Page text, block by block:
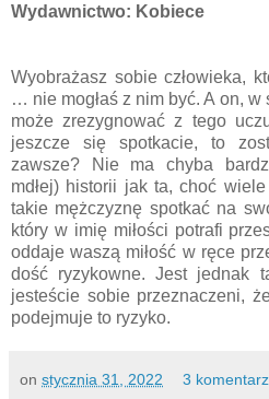
Wydawnictwo: Kobiece
Wyobrażasz sobie człowieka,
… nie mogłaś z nim być. A on,
może zrezygnować z tego
jeszcze się spotkacie, to
zawsze? Nie ma chyba
mdłej) historii jak ta, choć
takie mężczyznę spotkać na
który w imię miłości potrafi
oddaje waszą miłość w ręce
dość ryzykowne. Jest jednak
jesteście sobie przeznaczeni,
podejmuje to ryzyko.
on stycznia 31, 2022 3